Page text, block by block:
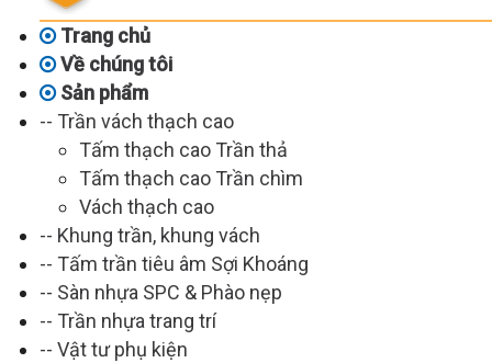
Trang chủ
Về chúng tôi
Sản phẩm
-- Trần vách thạch cao
Tấm thạch cao Trần thả
Tấm thạch cao Trần chìm
Vách thạch cao
-- Khung trần, khung vách
-- Tấm trần tiêu âm Sợi Khoáng
-- Sàn nhựa SPC & Phào nẹp
-- Trần nhựa trang trí
-- Vật tư phụ kiện